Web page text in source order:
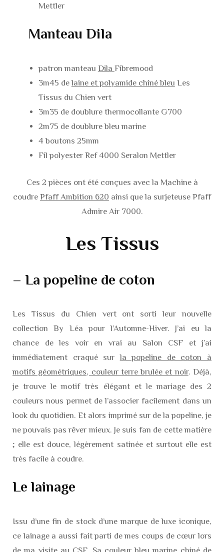
Mettler
Manteau Dila
patron manteau Dila Fibremood
3m45 delaine et polyamide chiné bleu Les
Tissus du Chien vert
3m35 de doublure thermocollante G700
2m75 de doublure bleu marine
4 boutons 25mm
Fil polyester Ref 4000 Seralon Mettler
Ces 2 pièces ont été conçues avec la Machine à
coudre Pfaff Ambition 620 ainsi que la surjeteuse Pfaff
Admire Air 7000.
Les Tissus
– La popeline de coton
Les Tissus du Chien vert ont sorti leur nouvelle
collection By Léa pour l’Automne-Hiver. J’ai eu la
chance de les voir en vrai au Salon CSF et j’ai
immédiatement craqué surla popeline de coton à
motifs géométriques, couleur terre brulée et noir. Déjà,
je trouve le motif très élégant et le mariage des 2
couleurs nous permet de l’associer facilement dans un
look du quotidien. Et alors imprimé sur de la popeline, je
ne pouvais pas rêver mieux. Je suis fan de cette matière
; elle est douce, légèrement satinée et surtout elle est
très facile à coudre.
Le lainage
Issu d’une fin de stock d’une marque de luxe iconique,
ce lainage a aussi fait parti de mes coups de cœur lors